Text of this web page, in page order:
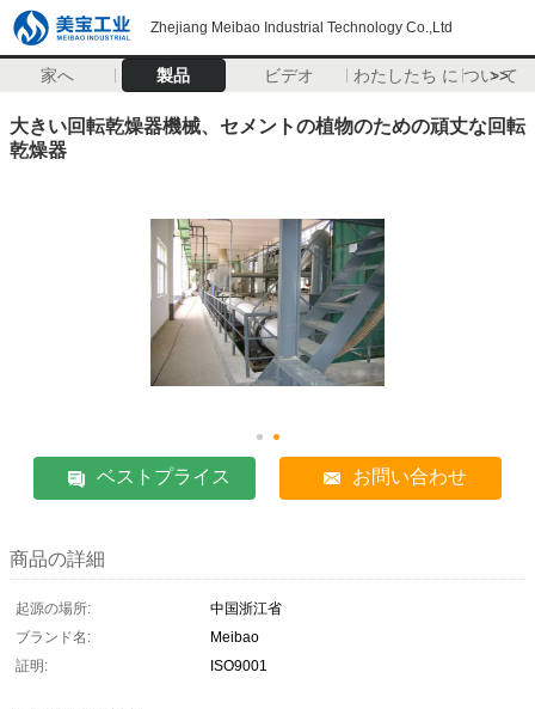
Zhejiang Meibao Industrial Technology Co.,Ltd
家へ 製品 ビデオ わたしたち に つい て
>>
大きい回転乾燥器機械、セメントの植物のための頑丈な回転
乾燥器
ベストプライス お問い合わせ
商品の詳細
起源の場所:
中国浙江省
ブランド名:
Meibao
証明:
ISO9001